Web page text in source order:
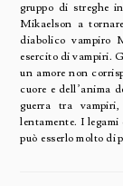
gruppo di streghe
Mikaelson a
diabolico vampiro
esercito di vampiri.
un amore non
cuore e dell’anima
guerra tra
lentamente. I legami
può esserlo molto di